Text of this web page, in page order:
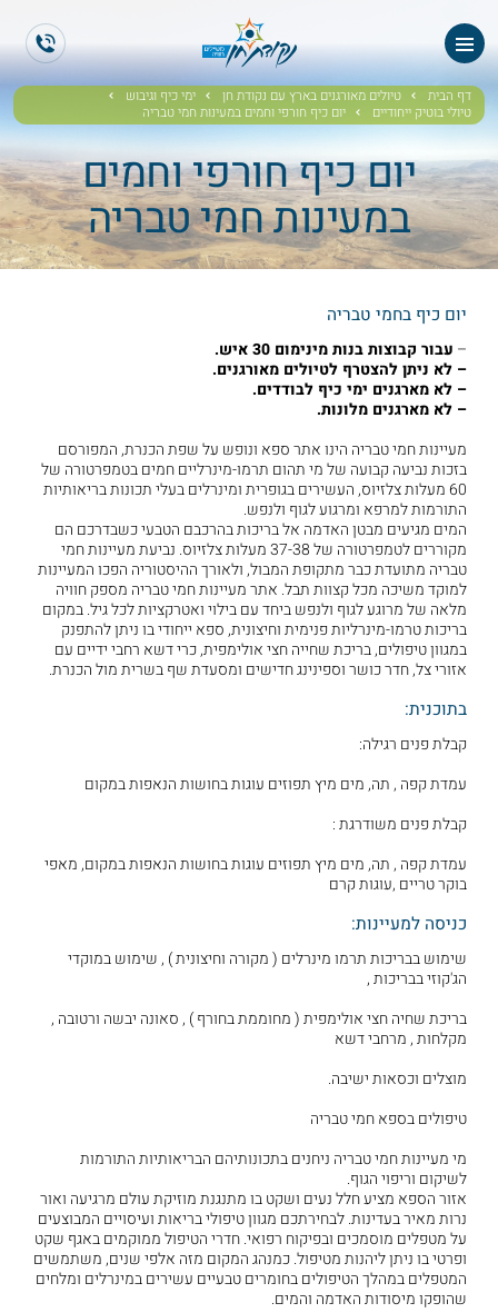
דף הבית טיולים מאורגנים בארץ עם נקודת חן
ימי כיף וגיבוש
טיולי בוטיק ייחודיים
יום כיף חורפי וחמים במעינות חמי טבריה
יום כיף חורפי וחמים
במעינות חמי טבריה
יום כיף בחמי טבריה
– עבור קבוצות בנות מינימום 30 איש.
– לא ניתן להצטרף לטיולים מאורגנים.
– לא מארגנים ימי כיף לבודדים.
– לא מארגנים מלונות.
מעיינות חמי טבריה הינו אתר ספא ונופש על שפת הכנרת, המפורסם
בזכות נביעה קבועה של מי תהום תרמו-מינרליים חמים בטמפרטורה של
60 מעלות צלזיוס, העשירים בגופרית ומינרלים בעלי תכונות בריאותיות
התורמות למרפא ומרגוע לגוף ולנפש.
המים מגיעים מבטן האדמה אל בריכות בהרכבם הטבעי כשבדרכם הם
מקוררים לטמפרטורה של 37-38 מעלות צלזיוס. נביעת מעיינות חמי
טבריה מתועדת כבר מתקופת המבול, ולאורך ההיסטוריה הפכו המעיינות
למוקד משיכה מכל קצוות תבל. אתר מעיינות חמי טבריה מספק חוויה
מלאה של מרוגע לגוף ולנפש ביחד עם בילוי ואטרקציות לכל גיל. במקום
בריכות טרמו-מינרליות פנימית וחיצונית, ספא ייחודי בו ניתן להתפנק
במגוון טיפולים, בריכת שחייה חצי אולימפית, כרי דשא רחבי ידיים עם
אזורי צל, חדר כושר וספינינג חדישים ומסעדת שף בשרית מול הכנרת.
בתוכנית:
קבלת פנים רגילה:
עמדת קפה , תה, מים מיץ תפוזים עוגות בחושות הנאפות במקום
קבלת פנים משודרגת :
עמדת קפה , תה, מים מיץ תפוזים עוגות בחושות הנאפות במקום, מאפי
בוקר טריים ,עוגות קרם
כניסה למעיינות:
שימוש בבריכות תרמו מינרלים ( מקורה וחיצונית ) , שימוש במוקדי
הג'קוזי בבריכות ,
בריכת שחיה חצי אולימפית ( מחוממת בחורף ) , סאונה יבשה ורטובה ,
מקלחות , מרחבי דשא
מוצלים וכסאות ישיבה.
טיפולים בספא חמי טבריה
מי מעיינות חמי טבריה ניחנים בתכונותיהם הבריאותיות התורמות
לשיקום וריפוי הגוף.
אזור הספא מציע חלל נעים ושקט בו מתנגנת מוזיקת עולם מרגיעה ואור
נרות מאיר בעדינות. לבחירתכם מגוון טיפולי בריאות ועיסויים המבוצעים
על מטפלים מוסמכים ובפיקוח רפואי. חדרי הטיפול ממוקמים באגף שקט
ופרטי בו ניתן ליהנות מטיפול. כמנהג המקום מזה אלפי שנים, משתמשים
המטפלים במהלך הטיפולים בחומרים טבעיים עשירים במינרלים ומלחים
שהופקו מיסודות האדמה והמים.
ראשי
אודותנו
טיולי תיירים
הטיולים שלנו
גלריית תמונות
ממליצים
צור קשר
EN
ES